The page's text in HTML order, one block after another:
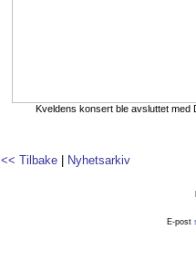
Kveldens konsert ble avsluttet med
<< Tilbake Nyhetsarkiv
E-post